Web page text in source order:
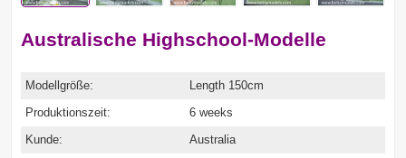
Australische Highschool-Modelle
Modellgröße:
Length 150cm
Produktionszeit:
6 weeks
Kunde:
Australia